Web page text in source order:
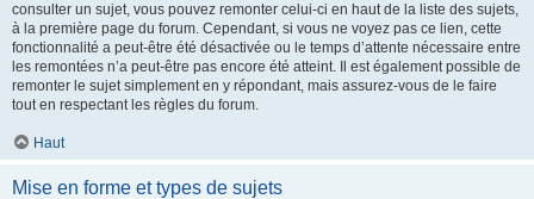
consulter un sujet, vous pouvez remonter celui-ci en haut de la liste des sujets,
à la première page du forum. Cependant, si vous ne voyez pas ce lien, cette
fonctionnalité a peut-être été désactivée ou le temps d’attente nécessaire entre
les remontées n’a peut-être pas encore été atteint. Il est également possible de
remonter le sujet simplement en y répondant, mais assurez-vous de le faire
tout en respectant les règles du forum.
Haut
Mise en forme et types de sujets